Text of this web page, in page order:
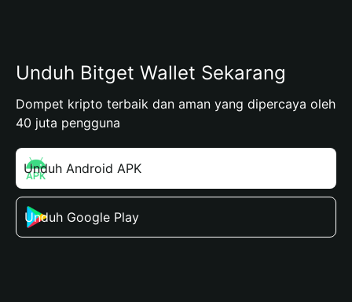
Unduh Bitget Wallet Sekarang
Dompet kripto terbaik dan aman yang dipercaya oleh
40 juta pengguna
Unduh Android APK
Unduh Google Play